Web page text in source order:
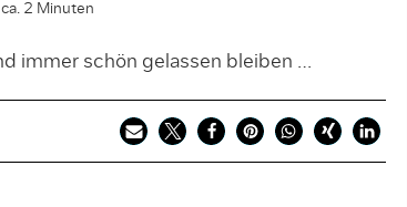
2 Minuten
immer schön gelassen bleiben …